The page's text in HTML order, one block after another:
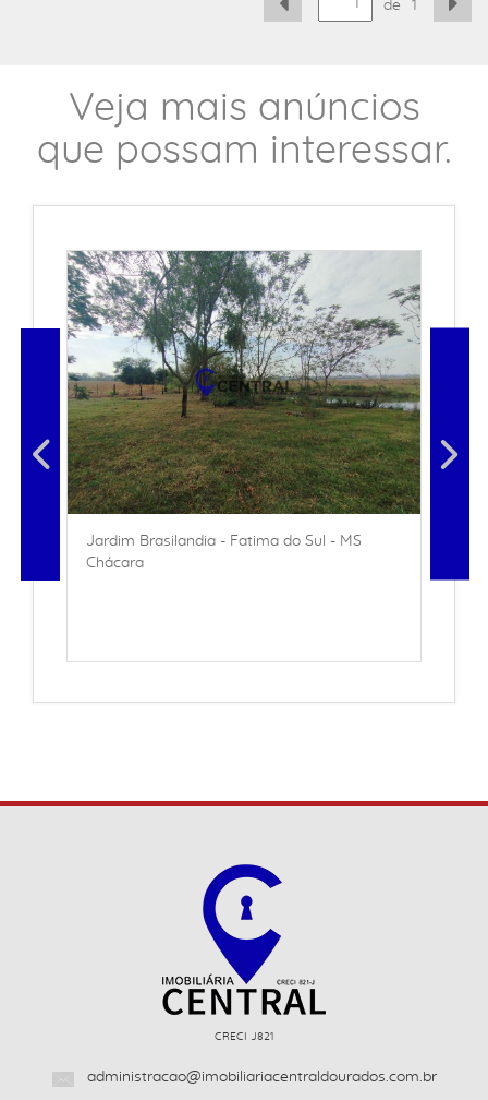
de 1
Veja mais anúncios
que possam interessar.
Jardim Brasilandia - Fatima do Sul - MS
Chácara
CRECI J821
administracao@imobiliariacentraldourados.com.br